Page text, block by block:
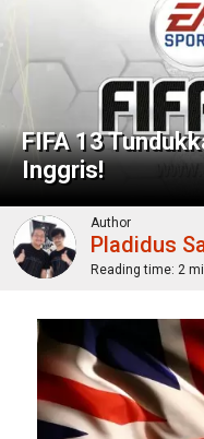
FIFA 13
Inggris!
Author
Pladidus
Reading time: 2